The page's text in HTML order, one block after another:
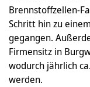
Brennstoffzellen-
Schritt hin zu
gegangen.
Firmensitz in
wodurch jährlich
werden.